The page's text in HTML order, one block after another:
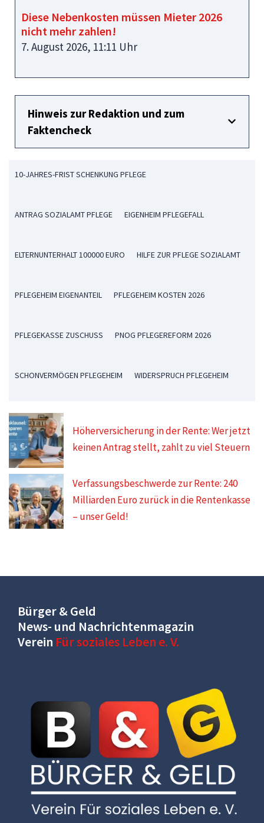
Diese Nebenkosten müssen Mieter 2026
nicht mehr zahlen!
7. August 2026, 11:11 Uhr
Hinweis zur Redaktion und zum
Faktencheck
10-JAHRES-FRIST SCHENKUNG PFLEGE
ANTRAG SOZIALAMT PFLEGE EIGENHEIM PFLEGEFALL
ELTERNUNTERHALT 100000 EURO HILFE ZUR PFLEGE SOZIALAMT
PFLEGEHEIM EIGENANTEIL PFLEGEHEIM KOSTEN 2026
PFLEGEKASSE ZUSCHUSS PNOG PFLEGEREFORM 2026
SCHONVERMÖGEN PFLEGEHEIM WIDERSPRUCH PFLEGEHEIM
Höherversicherung in der Rente: Wer jetzt
keinen Antrag stellt, zahlt zu viel Steuern
Verfassungsbeschwerde zur Rente: 240
Milliarden Euro zurück in die Rentenkasse
– unser Geld!
Bürger & Geld
News- und Nachrichtenmagazin
Verein Für soziales Leben e. V.